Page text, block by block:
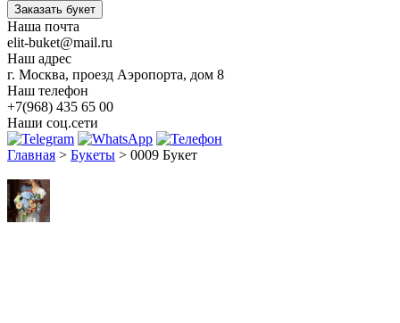
Заказать букет
Наша почта
elit-buket@mail.ru
Наш адрес
г. Москва, проезд Аэропорта, дом 8
Наш телефон
+7(968) 435 65 00
Наши соц.сети
Главная > Букеты > 0009 Букет